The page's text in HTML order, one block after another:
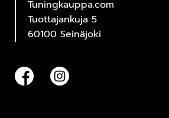
Tuningkauppa.com
Tuottajankuja 5
60100 Seinäjoki